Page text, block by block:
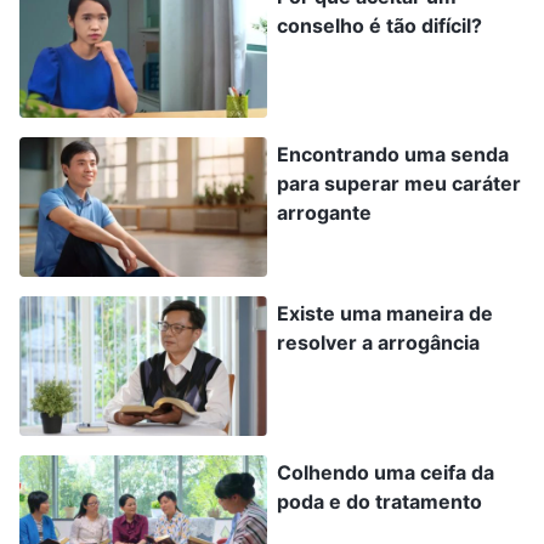
em meu coração”. Pensei comigo mesma: “Terei
de lhe contar como exponho pessoas malignas,
para que você aprenda alguma coisa”. Em
seguida, contei tudo sobre como expus Li Hua,
como ela não aceitou a exposição, e como foi
que, por fim, ela foi totalmente convencida.
Quanto mais falava, mais empolgada eu ficava.
Embora eu também tenha mencionado que era
um pouco tímida e assustada na época, apenas
mencionei isso de passagem. Depois que Liu Li
ouviu, ela olhou para mim com inveja e
não saberia como expô-la”. Ao ouvi-la dizer isso,
fiquei muito feliz. Gostei muito disso. Durante
conselho é tão difícil?
Encontrando uma senda
para superar meu caráter
arrogante
Existe uma maneira de
resolver a arrogância
Colhendo uma ceifa da
poda e do tratamento